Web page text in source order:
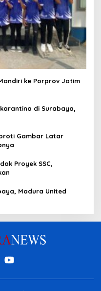
ke Porprov Jatim
di Surabaya,
Gambar Latar
Proyek SSC,
Madura United